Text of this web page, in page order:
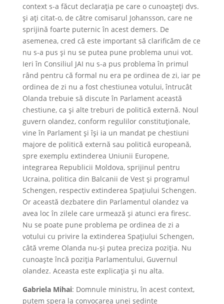
context s-a făcut declarația pe care o cunoașteți dvs.
și ați citat-o, de către comisarul Johansson, care ne
sprijină foarte puternic în acest demers. De
asemenea, cred că este important să clarificăm de ce
nu s-a pus și nu se putea pune problema unui vot.
Ieri în Consiliul JAI nu s-a pus problema în primul
rând pentru că formal nu era pe ordinea de zi, iar pe
ordinea de zi nu a fost chestiunea votului, întrucât
Olanda trebuie să discute în Parlament această
chestiune, ca și alte treburi de politică externă. Noul
guvern olandez, conform regulilor constituționale,
vine în Parlament și își ia un mandat pe chestiuni
majore de politică externă sau politică europeană,
spre exemplu extinderea Uniunii Europene,
integrarea Republicii Moldova, sprijinul pentru
Ucraina, politica din Balcanii de Vest și programul
Schengen, respectiv extinderea Spațiului Schengen.
Or această dezbatere din Parlamentul olandez va
avea loc în zilele care urmează și atunci era firesc.
Nu se poate pune problema pe ordinea de zi a
votului cu privire la extinderea Spațiului Schengen,
câtă vreme Olanda nu-și putea preciza poziția. Nu
cunoaște încă poziția Parlamentului, Guvernul
olandez. Aceasta este explicația și nu alta.
Gabriela Mihai: Domnule ministru, în acest context,
putem spera la convocarea unei ședințe